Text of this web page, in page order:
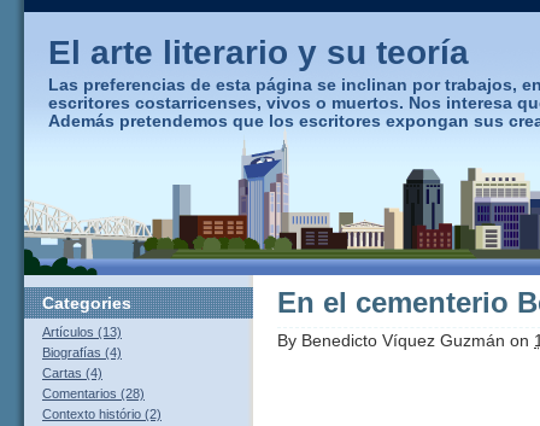
El arte literario y su teoría
Las preferencias de esta página se inclinan por trabajos,
escritores costarricenses, vivos o muertos. Nos interesa
Además pretendemos que los escritores expongan sus
En el cementerio
By Benedicto Víquez Guzmán on
Categories
Artículos (13)
Biografías (4)
Cartas (4)
Comentarios (28)
Contexto histório (2)